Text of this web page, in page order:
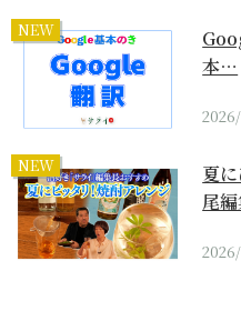
NEW
本…
NEW
夏
尾